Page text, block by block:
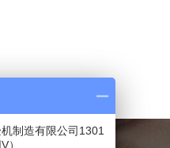
制造有限公司1301
）